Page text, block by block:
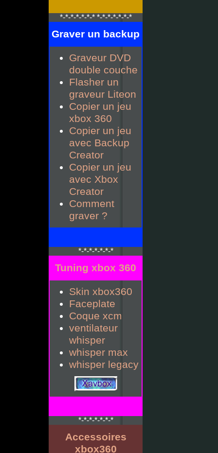
*-*-*-*-*-*-* *-*-*-*-*-*-*
Graver un backup
Graveur DVD
double couche
Flasher un
graveur Liteon
Copier un jeu
xbox 360
Copier un jeu
avec Backup
Creator
Copier un jeu
avec Xbox
Creator
Comment
graver ?
*-*-*-*-*-*-*
Tuning xbox 360
Skin xbox360
Faceplate
Coque xcm
ventilateur
whisper
whisper max
whisper legacy
*-*-*-*-*-*-*
Accessoires
xbox360